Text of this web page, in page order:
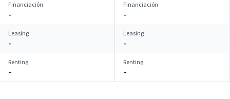
Financiación
–
Financiación
–
Leasing
–
Leasing
–
Renting
–
Renting
–